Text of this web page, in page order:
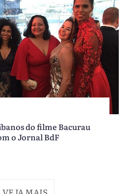
do filme Bacurau
o Jornal BdF